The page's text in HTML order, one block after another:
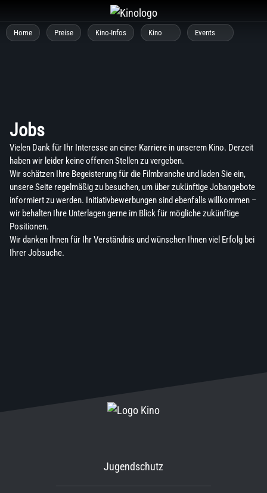
Inhalt
springen
Home Preise Kino-Infos Kino Events
Jobs
Vielen Dank für Ihr Interesse an einer Karriere in unserem Kino. Derzeit
haben wir leider keine offenen Stellen zu vergeben.
Wir schätzen Ihre Begeisterung für die Filmbranche und laden Sie ein,
unsere Seite regelmäßig zu besuchen, um über zukünftige Jobangebote
informiert zu werden. Initiativbewerbungen sind ebenfalls willkommen –
wir behalten Ihre Unterlagen gerne im Blick für mögliche zukünftige
Positionen.
Wir danken Ihnen für Ihr Verständnis und wünschen Ihnen viel Erfolg bei
Ihrer Jobsuche.
Jugendschutz